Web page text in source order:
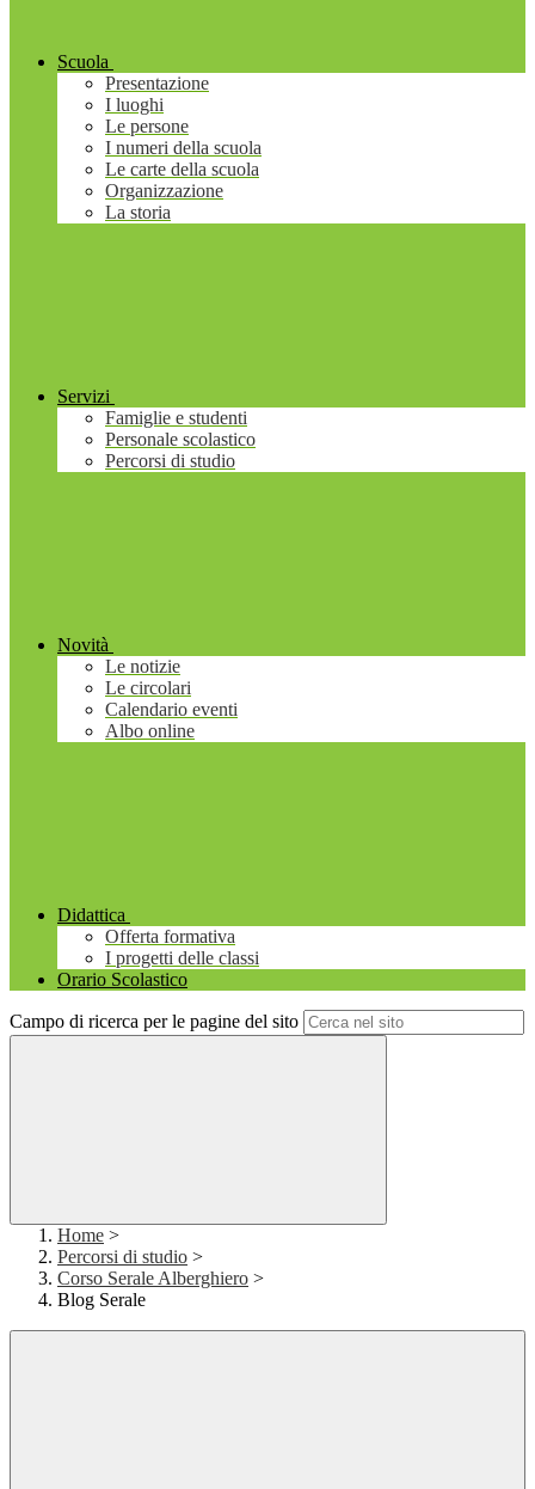
Scuola
Presentazione
I luoghi
Le persone
I numeri della scuola
Le carte della scuola
Organizzazione
La storia
Servizi
Famiglie e studenti
Personale scolastico
Percorsi di studio
Novità
Le notizie
Le circolari
Calendario eventi
Albo online
Didattica
Offerta formativa
I progetti delle classi
Orario Scolastico
Campo di ricerca per le pagine del sito
Home >
Percorsi di studio >
Corso Serale Alberghiero >
Blog Serale